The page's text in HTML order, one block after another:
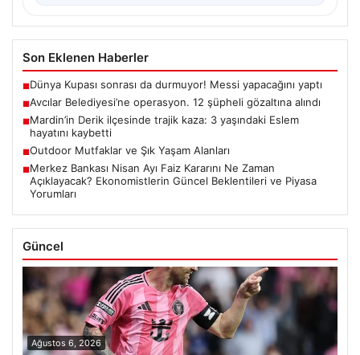
Son Eklenen Haberler
■Dünya Kupası sonrası da durmuyor! Messi yapacağını yaptı
■Avcılar Belediyesi’ne operasyon. 12 şüpheli gözaltına alındı
■Mardin’in Derik ilçesinde trajik kaza: 3 yaşındaki Eslem
hayatını kaybetti
■Outdoor Mutfaklar ve Şık Yaşam Alanları
■Merkez Bankası Nisan Ayı Faiz Kararını Ne Zaman
Açıklayacak? Ekonomistlerin Güncel Beklentileri ve Piyasa
Yorumları
Güncel
Ağustos 6, 2026